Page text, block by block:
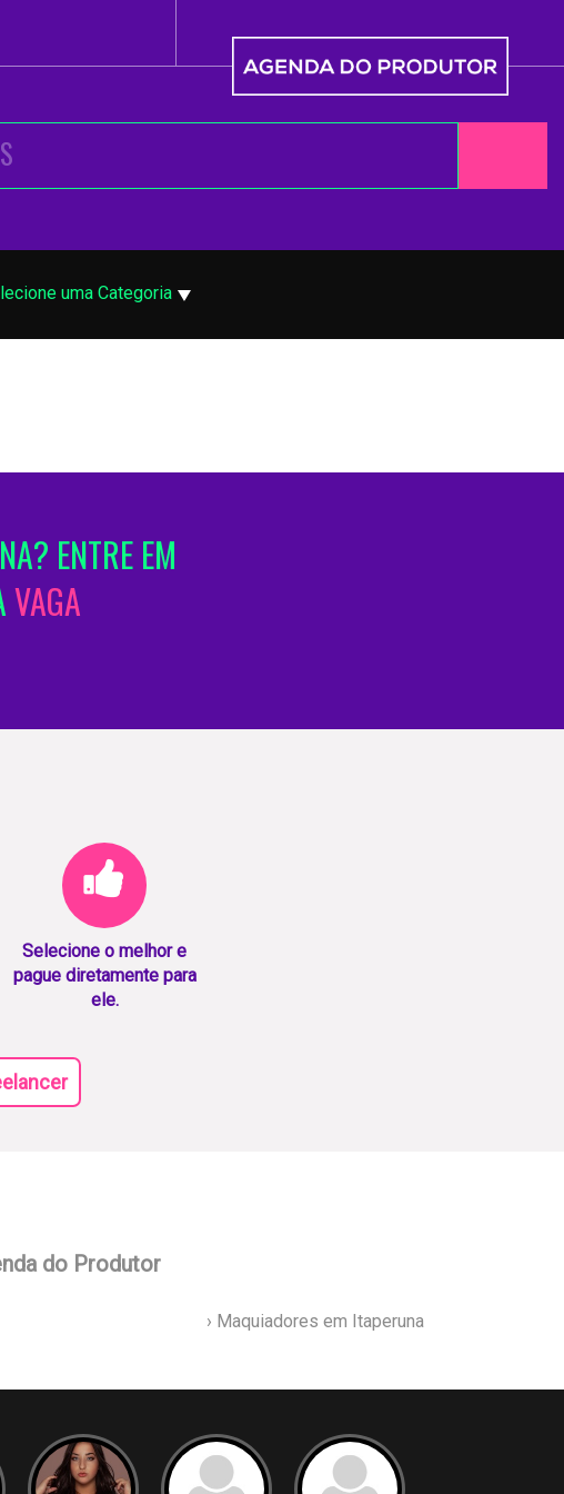
uma Categoria
ENTRE EM
VAGA
Selecione o melhor e
pague diretamente para
ele.
do Produtor
› Maquiadores em Itaperuna